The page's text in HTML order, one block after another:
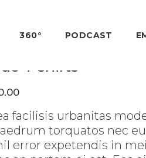
360° PODCAST
T-shirts
facilisis urbanitas
torquatos nec
error expetendis in